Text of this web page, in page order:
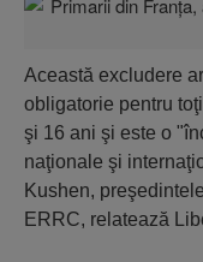
Această excludere
obligatorie pentru
şi 16 ani şi este o
naţionale şi
Kushen,
ERRC, relatează